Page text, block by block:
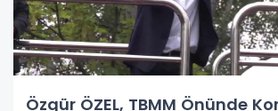
Özgür ÖZEL, TBMM Önünde